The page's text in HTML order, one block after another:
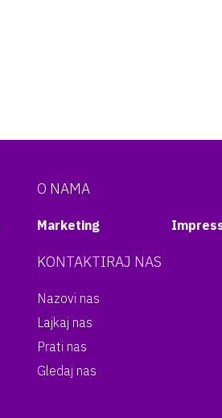
O NAMA
Marketing
KONTAKTIRAJ NAS
Nazovi nas
Lajkaj nas
Prati nas
Gledaj nas